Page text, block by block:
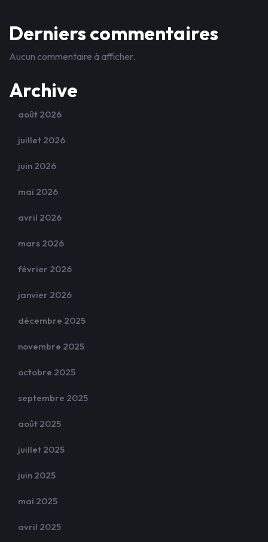
Derniers commentaires
Aucun commentaire à afficher.
Archive
août 2026
juillet 2026
juin 2026
mai 2026
avril 2026
mars 2026
février 2026
janvier 2026
décembre 2025
novembre 2025
octobre 2025
septembre 2025
août 2025
juillet 2025
juin 2025
mai 2025
avril 2025